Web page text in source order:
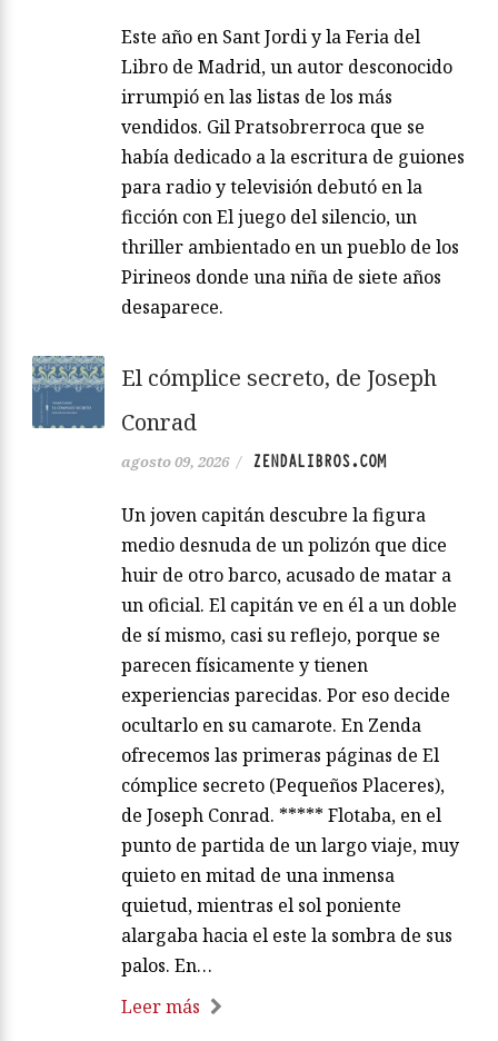
Este año en Sant Jordi y la Feria del
Libro de Madrid, un autor desconocido
irrumpió en las listas de los más
vendidos. Gil Pratsobrerroca que se
había dedicado a la escritura de guiones
para radio y televisión debutó en la
ficción con El juego del silencio, un
thriller ambientado en un pueblo de los
Pirineos donde una niña de siete años
desaparece.
El cómplice secreto, de Joseph
Conrad
agosto 09, 2026 / ZENDALIBROS.COM
Un joven capitán descubre la figura
medio desnuda de un polizón que dice
huir de otro barco, acusado de matar a
un oficial. El capitán ve en él a un doble
de sí mismo, casi su reflejo, porque se
parecen físicamente y tienen
experiencias parecidas. Por eso decide
ocultarlo en su camarote. En Zenda
ofrecemos las primeras páginas de El
cómplice secreto (Pequeños Placeres),
de Joseph Conrad. ***** Flotaba, en el
punto de partida de un largo viaje, muy
quieto en mitad de una inmensa
quietud, mientras el sol poniente
alargaba hacia el este la sombra de sus
palos. En…
Leer más